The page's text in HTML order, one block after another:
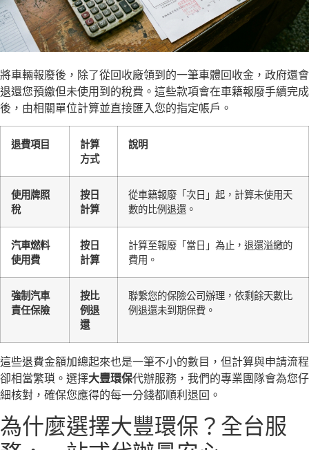
將車輛報廢後，除了從回收廠領到的一筆車體回收金，政府還會
退還您預繳但未使用到的稅費。這些款項會在車籍報廢手續完成
後，由相關單位計算並直接匯入您的指定帳戶。
退費項目
計算
方式
說明
使用牌照
稅
按日
計算
從車籍報廢「次日」起，計算未使用天
數的比例退還。
汽車燃料
使用費
按日
計算
計算至報廢「當日」為止，退還溢繳的
費用。
強制汽車
責任保險
按比
例退
還
聯繫您的保險公司辦理，依剩餘天數比
例退還未到期保費。
這些退費金額加總起來也是一筆不小的數目，但計算與申請流程
卻相當繁瑣。選擇大豐環保代辦服務，我們的專業團隊會為您仔
細核對，確保您應得的每一分錢都順利退回。
為什麼選擇大豐環保？全台服